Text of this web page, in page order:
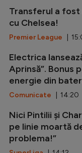
Transferul a fost
cu Chelsea!
Premier League |
Electrica
Aprinsă”. Bonus
energie din
Comunicate | 14:20
Nici Pintilii și
pe linie moartă
problema!”